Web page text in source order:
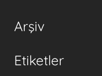
Arşiv
Etiketler